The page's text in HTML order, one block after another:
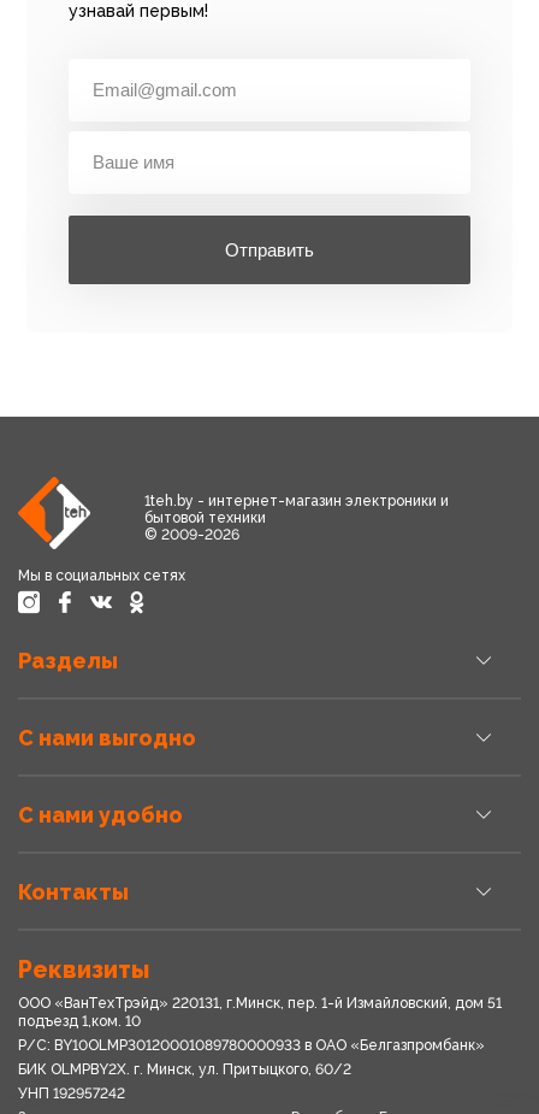
узнавай первым!
Отправить
1teh.by - интернет-магазин электроники и
бытовой техники
© 2009-2026
Мы в социальных сетях
Разделы
С нами выгодно
С нами удобно
Контакты
Реквизиты
ООО «ВанТехТрэйд» 220131, г.Минск, пер. 1-й Измайловский, дом 51
подъезд 1,ком. 10
Р/С: BY10OLMP30120001089780000933 в OАО «Белгазпромбанк»
БИК OLMPBY2X. г. Минск, ул. Притыцкого, 60/2
УНП 192957242